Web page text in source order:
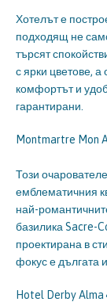
Хотелът е
подходящ не
търсят
с ярки цветове,
комфортът и
гарантирани.
Montmartre Mon
Този
емблематичния
най-
базилика Sacre-
проектирана в
фокус е дългата
Hotel Derby Alma